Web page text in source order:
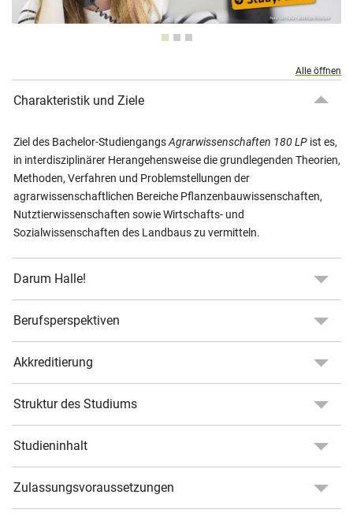
Alle öffnen
Charakteristik und Ziele
Ziel des Bachelor-StudiengangsAgrarwissenschaften 180 LP ist es,
in interdisziplinärer Herangehensweise die grundlegenden Theorien,
Methoden, Verfahren und Problemstellungen der
agrarwissenschaftlichen Bereiche Pflanzenbauwissenschaften,
Nutztierwissenschaften sowie Wirtschafts- und
Sozialwissenschaften des Landbaus zu vermitteln.
Darum Halle!
Berufsperspektiven
Akkreditierung
Struktur des Studiums
Studieninhalt
Zulassungsvoraussetzungen